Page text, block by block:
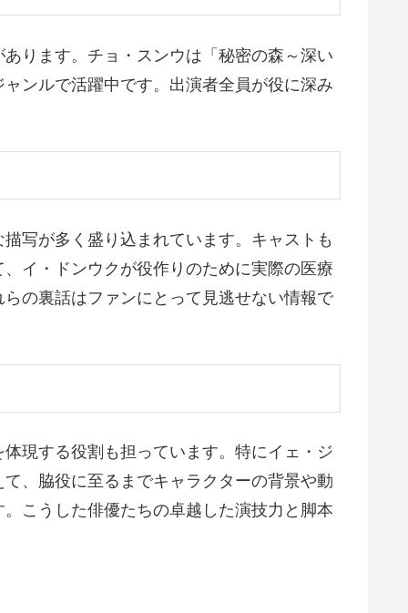
ります。チョ・スンウは「秘密の森～深い
ンルで活躍中です。出演者全員が役に深み
写が多く盛り込まれています。キャストも
イ・ドンウクが役作りのために実際の医療
の裏話はファンにとって見逃せない情報で
現する役割も担っています。特にイェ・ジ
、脇役に至るまでキャラクターの背景や動
こうした俳優たちの卓越した演技力と脚本